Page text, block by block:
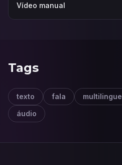
Vídeo manual
Tags
texto fala multilingue
áudio